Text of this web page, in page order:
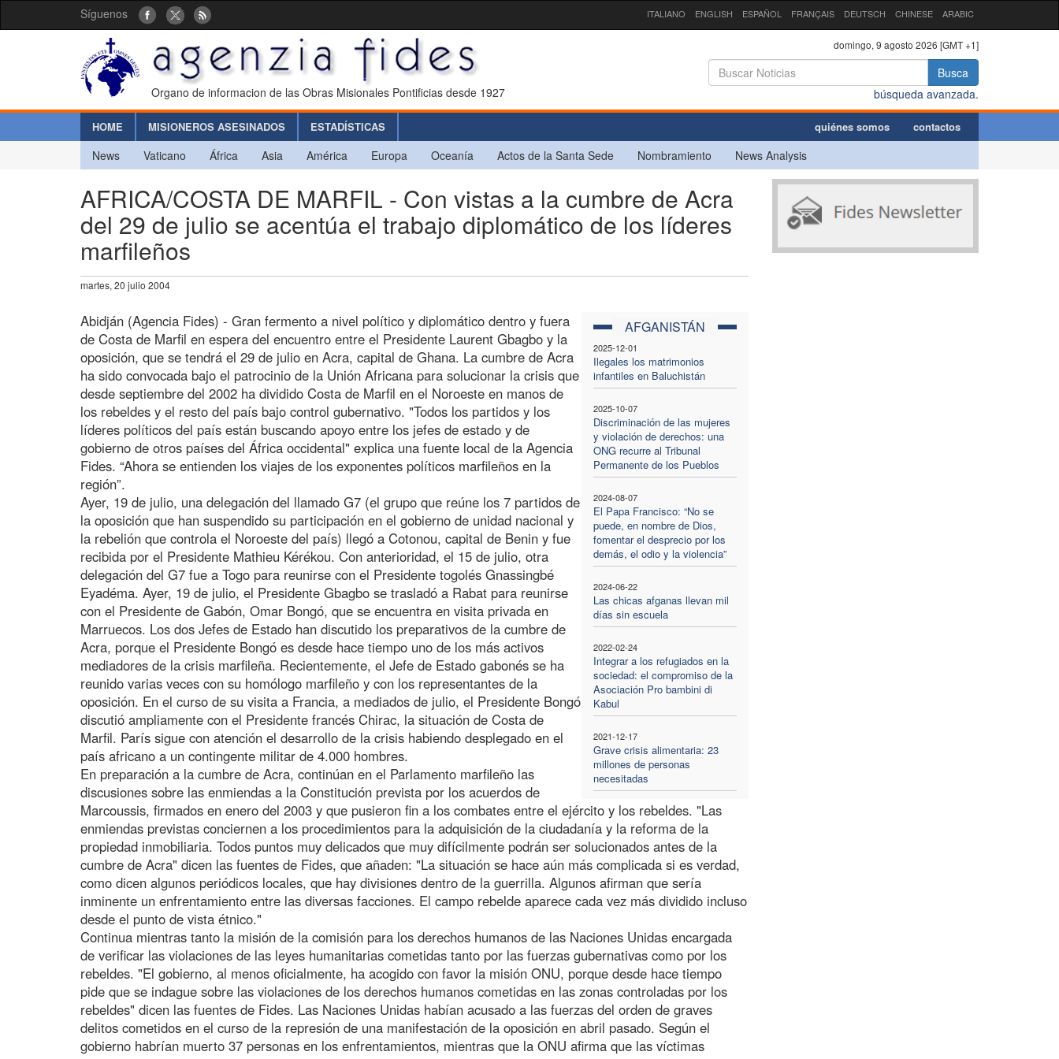
Síguenos ITALIANO ENGLISH ESPAÑOL FRANÇAIS DEUTSCH CHINESE ARABIC
Organo de informacion de las Obras Misionales Pontificias desde 1927
domingo, 9 agosto 2026 [GMT +1]
Busca
búsqueda avanzada.
HOME MISIONEROS ASESINADOS ESTADÍSTICAS quiénes somos contactos
News Vaticano África Asia América Europa Oceanía Actos de la Santa Sede Nombramiento News Analysis
AFRICA/COSTA DE MARFIL - Con vistas a la cumbre de Acra
del 29 de julio se acentúa el trabajo diplomático de los líderes
marfileños
martes, 20 julio 2004
AFGANISTÁN
2025-12-01
Ilegales los matrimonios
infantiles en Baluchistán
2025-10-07
Discriminación de las mujeres
y violación de derechos: una
ONG recurre al Tribunal
Permanente de los Pueblos
2024-08-07
El Papa Francisco: “No se
puede, en nombre de Dios,
fomentar el desprecio por los
demás, el odio y la violencia”
2024-06-22
Las chicas afganas llevan mil
días sin escuela
2022-02-24
Integrar a los refugiados en la
sociedad: el compromiso de la
Asociación Pro bambini di
Kabul
2021-12-17
Grave crisis alimentaria: 23
millones de personas
necesitadas
Abidján (Agencia Fides) - Gran fermento a nivel político y diplomático dentro y fuera
de Costa de Marfil en espera del encuentro entre el Presidente Laurent Gbagbo y la
oposición, que se tendrá el 29 de julio en Acra, capital de Ghana. La cumbre de Acra
ha sido convocada bajo el patrocinio de la Unión Africana para solucionar la crisis que
desde septiembre del 2002 ha dividido Costa de Marfil en el Noroeste en manos de
los rebeldes y el resto del país bajo control gubernativo. "Todos los partidos y los
líderes políticos del país están buscando apoyo entre los jefes de estado y de
gobierno de otros países del África occidental" explica una fuente local de la Agencia
Fides. “Ahora se entienden los viajes de los exponentes políticos marfileños en la
región”.
Ayer, 19 de julio, una delegación del llamado G7 (el grupo que reúne los 7 partidos de
la oposición que han suspendido su participación en el gobierno de unidad nacional y
la rebelión que controla el Noroeste del país) llegó a Cotonou, capital de Benin y fue
recibida por el Presidente Mathieu Kérékou. Con anterioridad, el 15 de julio, otra
delegación del G7 fue a Togo para reunirse con el Presidente togolés Gnassingbé
Eyadéma. Ayer, 19 de julio, el Presidente Gbagbo se trasladó a Rabat para reunirse
con el Presidente de Gabón, Omar Bongó, que se encuentra en visita privada en
Marruecos. Los dos Jefes de Estado han discutido los preparativos de la cumbre de
Acra, porque el Presidente Bongó es desde hace tiempo uno de los más activos
mediadores de la crisis marfileña. Recientemente, el Jefe de Estado gabonés se ha
reunido varias veces con su homólogo marfileño y con los representantes de la
oposición. En el curso de su visita a Francia, a mediados de julio, el Presidente Bongó
discutió ampliamente con el Presidente francés Chirac, la situación de Costa de
Marfil. París sigue con atención el desarrollo de la crisis habiendo desplegado en el
país africano a un contingente militar de 4.000 hombres.
En preparación a la cumbre de Acra, continúan en el Parlamento marfileño las
discusiones sobre las enmiendas a la Constitución prevista por los acuerdos de
Marcoussis, firmados en enero del 2003 y que pusieron fin a los combates entre el ejército y los rebeldes. "Las
enmiendas previstas conciernen a los procedimientos para la adquisición de la ciudadanía y la reforma de la
propiedad inmobiliaria. Todos puntos muy delicados que muy difícilmente podrán ser solucionados antes de la
cumbre de Acra" dicen las fuentes de Fides, que añaden: "La situación se hace aún más complicada si es verdad,
como dicen algunos periódicos locales, que hay divisiones dentro de la guerrilla. Algunos afirman que sería
inminente un enfrentamiento entre las diversas facciones. El campo rebelde aparece cada vez más dividido incluso
desde el punto de vista étnico."
Continua mientras tanto la misión de la comisión para los derechos humanos de las Naciones Unidas encargada
de verificar las violaciones de las leyes humanitarias cometidas tanto por las fuerzas gubernativas como por los
rebeldes. "El gobierno, al menos oficialmente, ha acogido con favor la misión ONU, porque desde hace tiempo
pide que se indague sobre las violaciones de los derechos humanos cometidas en las zonas controladas por los
rebeldes" dicen las fuentes de Fides. Las Naciones Unidas habían acusado a las fuerzas del orden de graves
delitos cometidos en el curso de la represión de una manifestación de la oposición en abril pasado. Según el
gobierno habrían muerto 37 personas en los enfrentamientos, mientras que la ONU afirma que las víctimas